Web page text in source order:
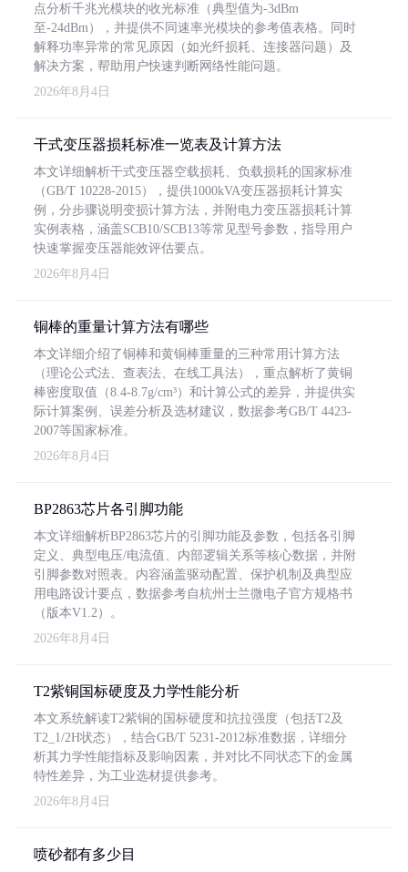
点分析千兆光模块的收光标准（典型值为-3dBm
至-24dBm），并提供不同速率光模块的参考值表格。同时
解释功率异常的常见原因（如光纤损耗、连接器问题）及
解决方案，帮助用户快速判断网络性能问题。
2026年8月4日
干式变压器损耗标准一览表及计算方法
本文详细解析干式变压器空载损耗、负载损耗的国家标准
（GB/T 10228-2015），提供1000kVA变压器损耗计算实
例，分步骤说明变损计算方法，并附电力变压器损耗计算
实例表格，涵盖SCB10/SCB13等常见型号参数，指导用户
快速掌握变压器能效评估要点。
2026年8月4日
铜棒的重量计算方法有哪些
本文详细介绍了铜棒和黄铜棒重量的三种常用计算方法
（理论公式法、查表法、在线工具法），重点解析了黄铜
棒密度取值（8.4-8.7g/cm³）和计算公式的差异，并提供实
际计算案例、误差分析及选材建议，数据参考GB/T 4423-
2007等国家标准。
2026年8月4日
BP2863芯片各引脚功能
本文详细解析BP2863芯片的引脚功能及参数，包括各引脚
定义、典型电压/电流值、内部逻辑关系等核心数据，并附
引脚参数对照表。内容涵盖驱动配置、保护机制及典型应
用电路设计要点，数据参考自杭州士兰微电子官方规格书
（版本V1.2）。
2026年8月4日
T2紫铜国标硬度及力学性能分析
本文系统解读T2紫铜的国标硬度和抗拉强度（包括T2及
T2_1/2H状态），结合GB/T 5231-2012标准数据，详细分
析其力学性能指标及影响因素，并对比不同状态下的金属
特性差异，为工业选材提供参考。
2026年8月4日
喷砂都有多少目